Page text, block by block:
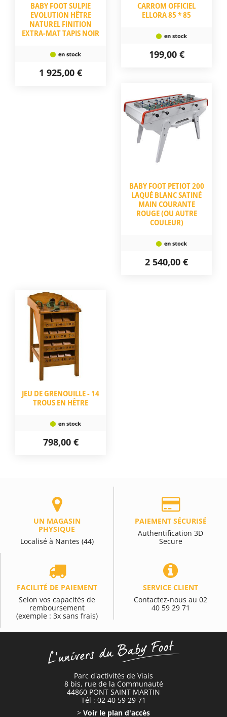
BABY FOOT SULPIE
EVOLUTION HÊTRE
NATUREL FINITION
EXTRA-MAT TAPIS NOIR
1 925,00 €
CARROM OFFICIEL
ELLORA 85 * 85
199,00 €
BABY FOOT PETIOT 200
LAQUÉ BLANC SATINÉ
MAIN COURANTE
ROUGE (OU AUTRE
COULEUR)
2 540,00 €
JEU DE GRENOUILLE - 14
TROUS EN HÊTRE
798,00 €
UN MAGASIN
PHYSIQUE
Localisé à Nantes (44)
PAIEMENT SÉCURISÉ
Authentification 3D
Secure
FACILITÉ DE PAIEMENT
Selon vos capacités de
remboursement
(exemple : 3x sans frais)
SERVICE CLIENT
Contactez-nous au 02
40 59 29 71
Parc d'activités de Viais
8 bis, rue de la Communauté
44860 PONT SAINT MARTIN
Tél : 02 40 59 29 71
> Voir le plan d'accès